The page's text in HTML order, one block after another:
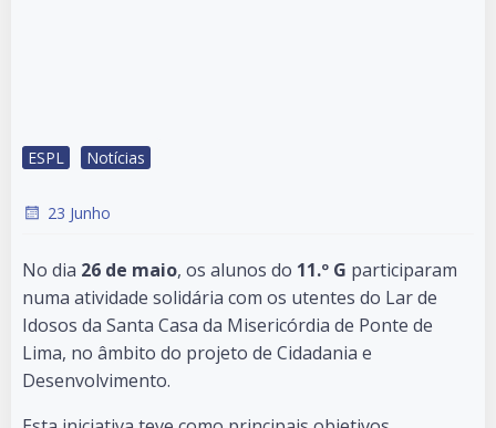
ESPL Notícias
23 Junho
No dia 26 de maio, os alunos do 11.º G participaram
numa atividade solidária com os utentes do Lar de
Idosos da Santa Casa da Misericórdia de Ponte de
Lima, no âmbito do projeto de Cidadania e
Desenvolvimento.